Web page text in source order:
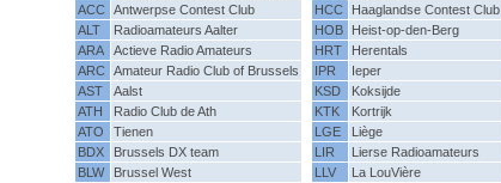
ACC
Antwerpse Contest Club HCC Haaglandse Contest Club
ALT
Radioamateurs Aalter HOB Heist-op-den-Berg
ARA
Actieve Radio Amateurs HRT Herentals
ARC
Amateur Radio Club of Brussels IPR Ieper
AST
Aalst KSD Koksijde
ATH
Radio Club de Ath KTK Kortrijk
ATO
Tienen LGE Liège
BDX
Brussels DX team LIR Lierse Radioamateurs
BLW
Brussel West LLV La LouVière